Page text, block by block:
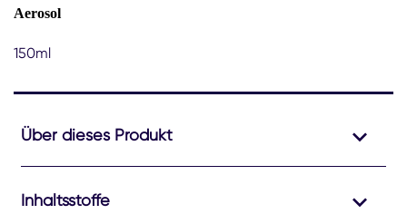
Aerosol
150ml
Über dieses Produkt
Inhaltsstoffe